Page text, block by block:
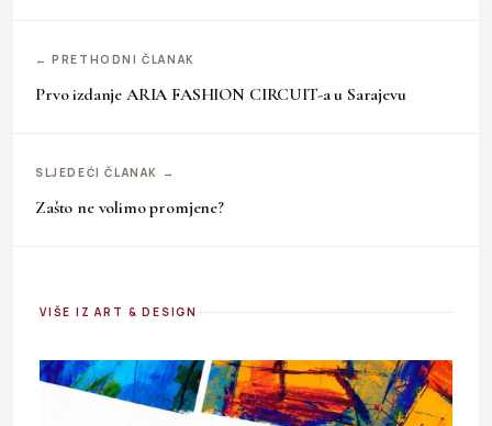
← PRETHODNI ČLANAK
Prvo izdanje ARIA FASHION CIRCUIT-a u Sarajevu
SLJEDEĆI ČLANAK →
Zašto ne volimo promjene?
VIŠE IZ ART & DESIGN